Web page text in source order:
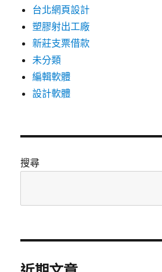
台北網頁設計
塑膠射出工廠
新莊支票借款
未分類
編輯軟體
設計軟體
搜尋